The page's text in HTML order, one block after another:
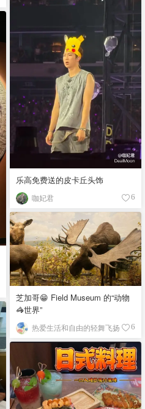
乐高免费送的皮卡丘头饰
咖妃君 6
芝加哥😁 Field Museum 的“动物
🦓世界”
热爱生活和自由的轻舞飞扬 6